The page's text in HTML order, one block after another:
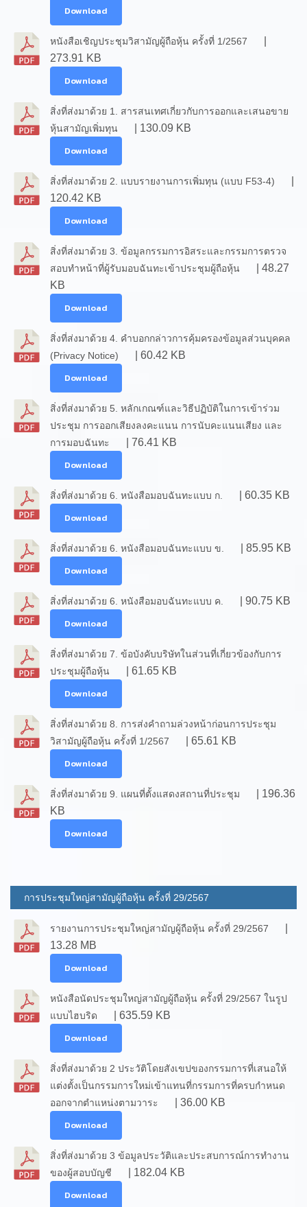
Download
หนังสือเชิญประชุมวิสามัญผู้ถือหุ้น ครั้งที่ 1/2567
273.91 KB
Download
สิ่งที่ส่งมาด้วย 1. สารสนเทศเกี่ยวกับการออกและเสนอขาย
หุ้นสามัญเพิ่มทุน
| 130.09 KB
Download
สิ่งที่ส่งมาด้วย 2. แบบรายงานการเพิ่มทุน (แบบ F53-4)
120.42 KB
Download
สิ่งที่ส่งมาด้วย 3. ข้อมูลกรรมการอิสระและกรรมการตรวจ
สอบทำหน้าที่ผู้รับมอบฉันทะเข้าประชุมผู้ถือหุ้น
| 48.27
KB
Download
สิ่งที่ส่งมาด้วย 4. คำบอกกล่าวการคุ้มครองข้อมูลส่วนบุคคล
(Privacy Notice)
| 60.42 KB
Download
สิ่งที่ส่งมาด้วย 5. หลักเกณฑ์และวิธีปฏิบัติในการเข้าร่วม
ประชุม การออกเสียงลงคะแนน การนับคะแนนเสียง และ
การมอบฉันทะ
| 76.41 KB
Download
สิ่งที่ส่งมาด้วย 6. หนังสือมอบฉันทะแบบ ก. | 60.35 KB
Download
สิ่งที่ส่งมาด้วย 6. หนังสือมอบฉันทะแบบ ข. | 85.95 KB
Download
สิ่งที่ส่งมาด้วย 6. หนังสือมอบฉันทะแบบ ค. | 90.75 KB
Download
สิ่งที่ส่งมาด้วย 7. ข้อบังคับบริษัทในส่วนที่เกี่ยวข้องกับการ
ประชุมผู้ถือหุ้น
| 61.65 KB
Download
สิ่งที่ส่งมาด้วย 8. การส่งคำถามล่วงหน้าก่อนการประชุม
วิสามัญผู้ถือหุ้น ครั้งที่ 1/2567
| 65.61 KB
Download
สิ่งที่ส่งมาด้วย 9. แผนที่ตั้งแสดงสถานที่ประชุม
| 196.36
KB
Download
การประชุมใหญ่สามัญผู้ถือหุ้น ครั้งที่ 29/2567
รายงานการประชุมใหญ่สามัญผู้ถือหุ้น ครั้งที่ 29/2567
13.28 MB
Download
หนังสือนัดประชุมใหญ่สามัญผู้ถือหุ้น ครั้งที่ 29/2567 ในรูป
แบบไฮบริด
| 635.59 KB
Download
สิ่งที่ส่งมาด้วย 2 ประวัติโดยสังเขปของกรรมการที่เสนอให้
แต่งตั้งเป็นกรรมการใหม่เข้าแทนที่กรรมการที่ครบกำหนด
ออกจากตำแหน่งตามวาระ
| 36.00 KB
Download
สิ่งที่ส่งมาด้วย 3 ข้อมูลประวัติและประสบการณ์การทำงาน
ของผู้สอบบัญชี
| 182.04 KB
Download